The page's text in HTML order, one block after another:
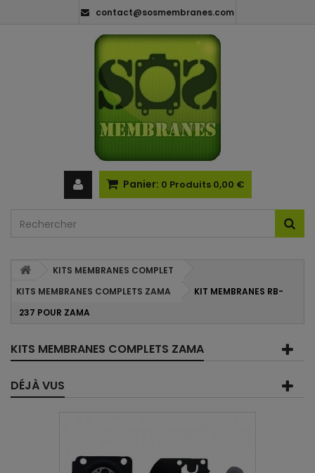
contact@sosmembranes.com
Panier: 0 Produits 0,00 €
KITS MEMBRANES COMPLET
KITS MEMBRANES COMPLETS ZAMA
KIT MEMBRANES RB-
237 POUR ZAMA
KITS MEMBRANES COMPLETS ZAMA
DÉJÀ VUS